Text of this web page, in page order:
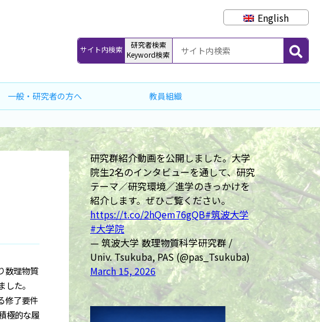
English
サイト内検索
研究者検索
Keyword検索
一般・研究者の方へ 教員組織
数理物質
た。
修了要件
極的な履
研究群紹介動画を公開しました。大学
院生2名のインタビューを通して、研究
テーマ／研究環境／進学のきっかけを
紹介します。ぜひご覧ください。
https://t.co/2hQem76gQB#筑波大学
#大学院
— 筑波大学 数理物質科学研究群 /
Univ. Tsukuba, PAS (@pas_Tsukuba)
March 15, 2026